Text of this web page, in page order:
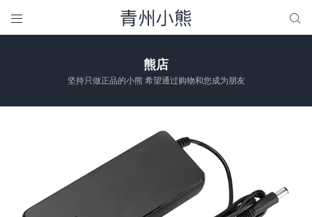
 
熊店
坚持只做正品的小熊 希望通过购物和您成为朋友